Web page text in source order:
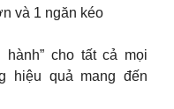
và 1 ngăn kéo
hành” cho tất cả mọi
hiệu quả mang đến